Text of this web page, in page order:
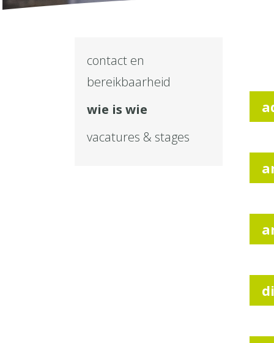
contact en
bereikbaarheid
wie is wie
vacatures & stages